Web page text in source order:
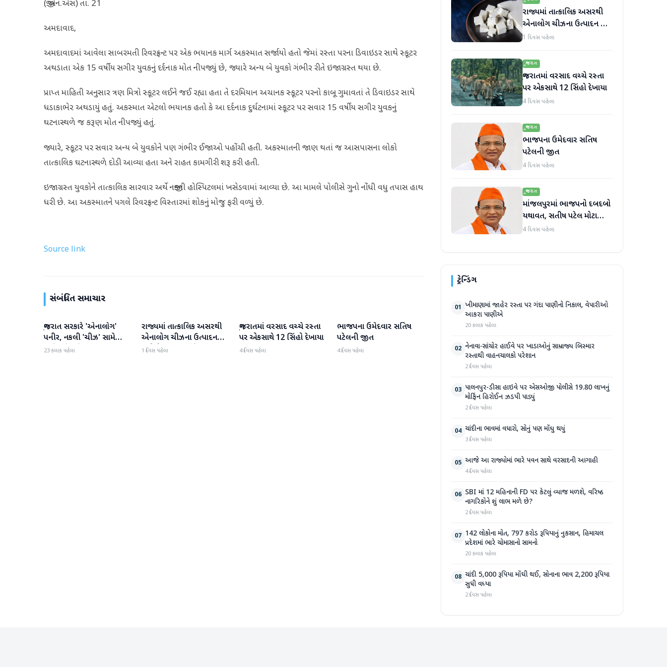
(જી.એન.એસ) તા. 21
અમદાવાદ,
અમદાવાદમાં આવેલા સાબરમતી રિવરફ્રન્ટ પર એક ભયાનક માર્ગ અકસ્માત સર્જાયો હતો જેમાં રસ્તા પરના ડિવાઇડર સાથે સ્કૂટર
અથડાતા એક 15 વર્ષીય સગીર યુવકનું દર્દનાક મોત નીપજ્યું છે, જ્યારે અન્ય બે યુવકો ગંભીર રીતે ઇજાગ્રસ્ત થયા છે.
પ્રાપ્ત માહિતી અનુસાર ત્રણ મિત્રો સ્કૂટર લઈને જઈ રહ્યા હતા તે દરમિયાન અચાનક સ્કૂટર પરનો કાબૂ ગુમાવતાં તે ડિવાઇડર સાથે
ધડાકાભેર અથડાયું હતું. અકસ્માત એટલો ભયાનક હતો કે આ દર્દનાક દુર્ઘટનામાં સ્કૂટર પર સવાર 15 વર્ષીય સગીર યુવકનું
ઘટનાસ્થળે જ કરૂણ મોત નીપજ્યું હતું.
જ્યારે, સ્કૂટર પર સવાર અન્ય બે યુવકોને પણ ગંભીર ઈજાઓ પહોંચી હતી. અકસ્માતની જાણ થતાં જ આસપાસના લોકો
તાત્કાલિક ઘટનાસ્થળે દોડી આવ્યા હતા અને રાહત કામગીરી શરૂ કરી હતી.
ઇજાગ્રસ્ત યુવકોને તાત્કાલિક સારવાર અર્થે નજીકની હોસ્પિટલમાં ખસેડવામાં આવ્યા છે. આ મામલે પોલીસે ગુનો નોંધી વધુ તપાસ હાથ
ધરી છે. આ અકસ્માતને પગલે રિવરફ્રન્ટ વિસ્તારમાં શોકનું મોજુ ફરી વળ્યું છે.
Source link
સંબંધિત સમાચાર
ગુજરાત
ગુજરાત સરકારે 'એનાલોગ'
પનીર, નકલી 'ચીઝ' સામે
કાર્યવાહી કરી
23 કલાક પહેલા
ગુજરાત
રાજ્યમાં તાત્કાલિક અસરથી
એનાલોગ ચીઝના ઉત્પાદન
અને વેચાણ પર પ્રતિબંધ.
1 દિવસ પહેલા
ગુજરાત
ગુજરાતમાં વરસાદ વચ્ચે રસ્તા
પર એકસાથે 12 સિંહો દેખાયા
4 દિવસ પહેલા
ગુજરાત
ભાજપના ઉમેદવાર સતિષ
પટેલની જીત
4 દિવસ પહેલા
રાજ્યમાં તાત્કાલિક અસરથી
એનાલોગ ચીઝના ઉત્પાદન અને
વેચાણ પર પ્રતિબંધ.
1 દિવસ પહેલા
ગુજરાત
ગુજરાતમાં વરસાદ વચ્ચે રસ્તા
પર એકસાથે 12 સિંહો દેખાયા
4 દિવસ પહેલા
ગુજરાત
ભાજપના ઉમેદવાર સતિષ
પટેલની જીત
4 દિવસ પહેલા
ગુજરાત
માંજલપુરમાં ભાજપનો દબદબો
યથાવત, સતીષ પટેલ મોટા
માર્જિનથી આગળ
4 દિવસ પહેલા
ટ્રેન્ડિંગ
01 ખીમાણામાં જાહેર રસ્તા પર ગંદા પાણીનો નિકાલ, વેપારીઓ
આકરા પાણીએ
20 કલાક પહેલા
02 નેનાવા-સાંચોર હાઈવે પર ખાડાઓનું સામ્રાજ્ય બિસ્માર
રસ્તાથી વાહનચાલકો પરેશાન
2 દિવસ પહેલા
03 પાલનપુર-ડીસા હાઇવે પર એસઓજી પોલીસે 19.80 લાખનું
મોર્ફિન હિરોઈન ઝડપી પાડ્યું
2 દિવસ પહેલા
04 ચાંદીના ભાવમાં વધારો, સોનું પણ મોંઘુ થયું
3 દિવસ પહેલા
05 આજે આ રાજ્યોમાં ભારે પવન સાથે વરસાદની આગાહી
4 દિવસ પહેલા
06 SBI માં 12 મહિનાની FD પર કેટલું વ્યાજ મળશે, વરિષ્ઠ
નાગરિકોને શું લાભ મળે છે?
2 દિવસ પહેલા
07 142 લોકોના મોત, 797 કરોડ રૂપિયાનું નુકસાન, હિમાચલ
પ્રદેશમાં ભારે ચોમાસાનો સામનો
20 કલાક પહેલા
08 ચાંદી 5,000 રૂપિયા મોંઘી થઈ, સોનાના ભાવ 2,200 રૂપિયા
સુધી વધ્યા
2 દિવસ પહેલા